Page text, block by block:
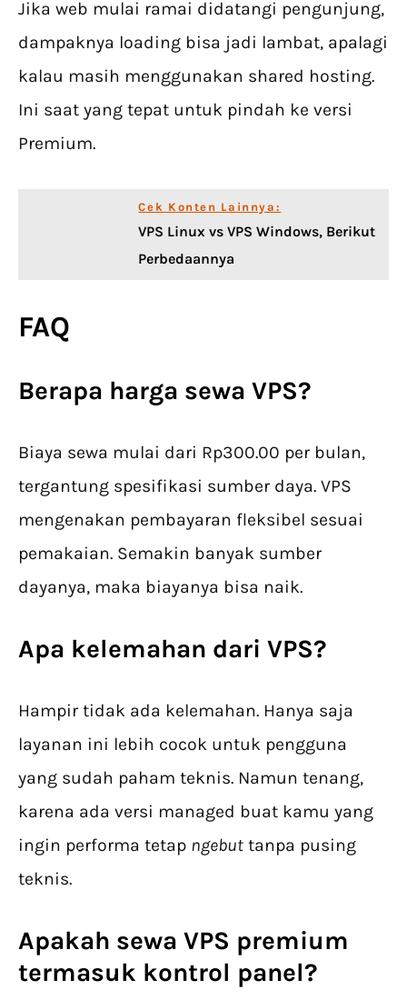
Jika web mulai ramai didatangi pengunjung,
dampaknya loading bisa jadi lambat, apalagi
kalau masih menggunakan shared hosting.
Ini saat yang tepat untuk pindah ke versi
Premium.
Cek Konten Lainnya:
VPS Linux vs VPS Windows, Berikut
Perbedaannya
FAQ
Berapa harga sewa VPS?
Biaya sewa mulai dari Rp300.00 per bulan,
tergantung spesifikasi sumber daya. VPS
mengenakan pembayaran fleksibel sesuai
pemakaian. Semakin banyak sumber
dayanya, maka biayanya bisa naik.
Apa kelemahan dari VPS?
Hampir tidak ada kelemahan. Hanya saja
layanan ini lebih cocok untuk pengguna
yang sudah paham teknis. Namun tenang,
karena ada versi managed buat kamu yang
ingin performa tetap ngebut tanpa pusing
teknis.
Apakah sewa VPS premium
termasuk kontrol panel?